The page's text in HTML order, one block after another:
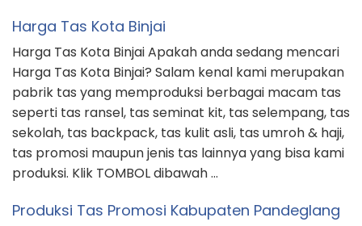
Harga Tas Kota Binjai
Harga Tas Kota Binjai Apakah anda sedang mencari
Harga Tas Kota Binjai? Salam kenal kami merupakan
pabrik tas yang memproduksi berbagai macam tas
seperti tas ransel, tas seminat kit, tas selempang, tas
sekolah, tas backpack, tas kulit asli, tas umroh & haji,
tas promosi maupun jenis tas lainnya yang bisa kami
produksi. Klik TOMBOL dibawah …
Produksi Tas Promosi Kabupaten Pandeglang